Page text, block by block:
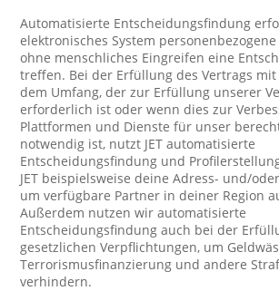
Automatisierte Entscheidungsfindung
elektronisches System
ohne menschliches Eingreifen eine
treffen. Bei der Erfüllung des Vertrags
dem Umfang, der zur Erfüllung unserer
erforderlich ist oder wenn dies zur
Plattformen und Dienste für unser
notwendig ist, nutzt JET automatisierte
Entscheidungsfindung und
JET beispielsweise deine Adress- und/
um verfügbare Partner in deiner Region
Außerdem nutzen wir automatisierte
Entscheidungsfindung auch bei der
gesetzlichen Verpflichtungen, um
Terrorismusfinanzierung und andere
verhindern.